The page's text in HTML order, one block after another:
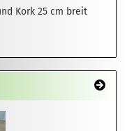
Kork 25 cm breit